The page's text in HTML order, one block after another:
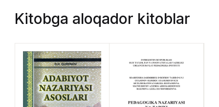
Kitobga aloqador kitoblar